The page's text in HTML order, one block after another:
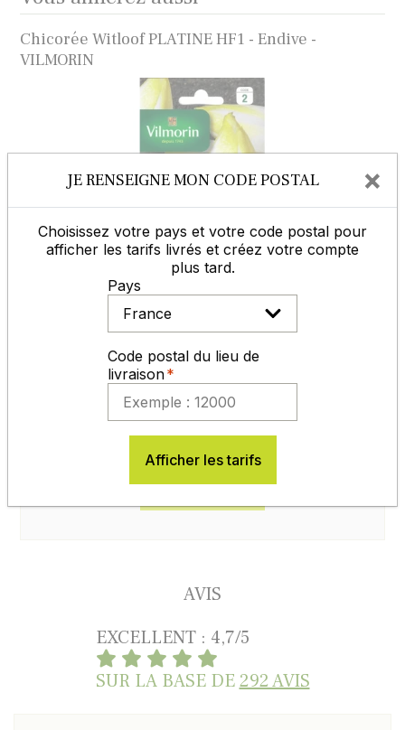
Chicorée Witloof PLATINE HF1 - Endive -
VILMORIN
En savoir plus
AVIS
EXCELLENT : 4,7/5
SUR LA BASE DE292 AVIS
JE RENSEIGNE MON CODE POSTAL ×
Choisissez votre pays et votre code postal pour
afficher les tarifs livrés et créez votre compte
plus tard.
Pays
Code postal du lieu de
livraison
Afficher les tarifs